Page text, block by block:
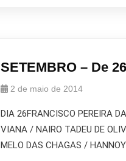
SETEMBRO – De
2 de maio de 2014
DIA 26FRANCISCO PEREIRA
VIANA / NAIRO TADEU DE
MELO DAS CHAGAS /